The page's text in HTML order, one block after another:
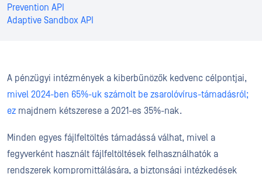
Prevention API
Adaptive Sandbox API
A pénzügyi intézmények a kiberbűnözők kedvenc célpontjai,
mivel 2024-ben 65%-uk számolt be zsarolóvírus-támadásról;
ez majdnem kétszerese a 2021-es 35%-nak.
Minden egyes fájlfeltöltés támadássá válhat, mivel a
fegyverként használt fájlfeltöltések felhasználhatók a
rendszerek kompromittálására, a biztonsági intézkedések